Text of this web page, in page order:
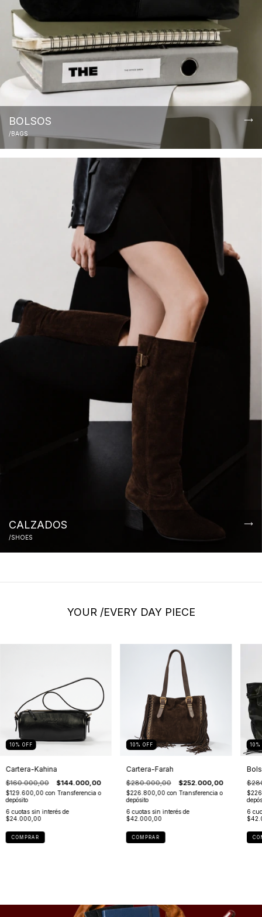
BOLSOS
/BAGS
CALZADOS
/SHOES
YOUR /EVERY DAY PIECE
10 % OFF
Cartera-Kahina
$160.000,00 $144.000,00
$129.600,00con Transferencia o
depósito
6 cuotas sin interés de
$24.000,00
COMPRAR
10 % OFF
Cartera-Farah
$280.000,00 $252.000,00
$226.800,00con Transferencia o
depósito
6 cuotas sin interés de
$42.000,00
COMPRAR
10
6